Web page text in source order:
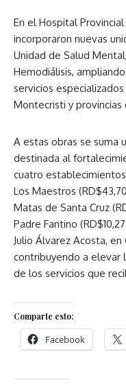
En el Hospital
incorporaron nuevas
Unidad de Salud
Hemodiálisis,
servicios
Montecristi y provincias
A estas obras se suma
destinada al
cuatro
Los Maestros
Matas de Santa Cruz
Padre Fantino
Julio Álvarez Acosta, en
contribuyendo a elevar
de los servicios que
Comparte esto:
Facebook